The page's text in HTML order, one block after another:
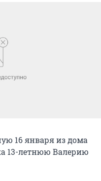
16 января из дома
13-летнюю Валерию